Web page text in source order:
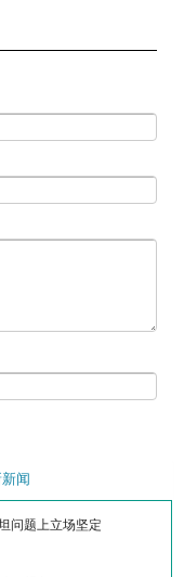
闻
问题上立场坚定